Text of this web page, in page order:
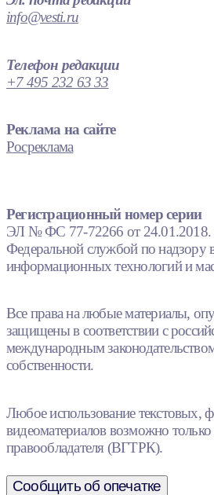
info@vesti.ru
Телефон редакции
+7 495 232 63 33
Реклама на сайте
Росреклама
Регистрационный номер серии
ЭЛ № ФС 77-72266 от 24.01.2018.
Федеральной службой по надзору
информационных технологий и
Все права на любые материалы,
защищены в соответствии с
международным
собственности.
Любое использование текстовых,
видеоматериалов возможно только
правообладателя (ВГТРК).
Сообщить об опечатке